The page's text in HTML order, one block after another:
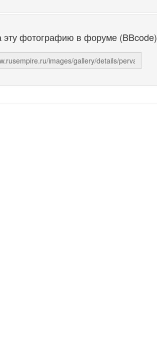
эту фотографию в форуме (BBcode)